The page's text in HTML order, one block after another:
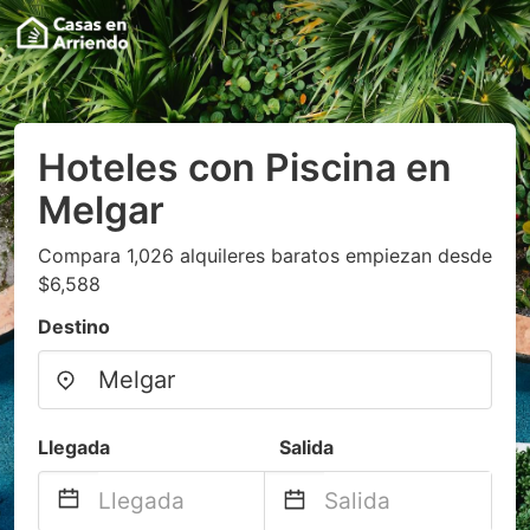
Hoteles con Piscina en
Melgar
Compara 1,026 alquileres baratos empiezan desde
$6,588
Destino
Llegada Salida